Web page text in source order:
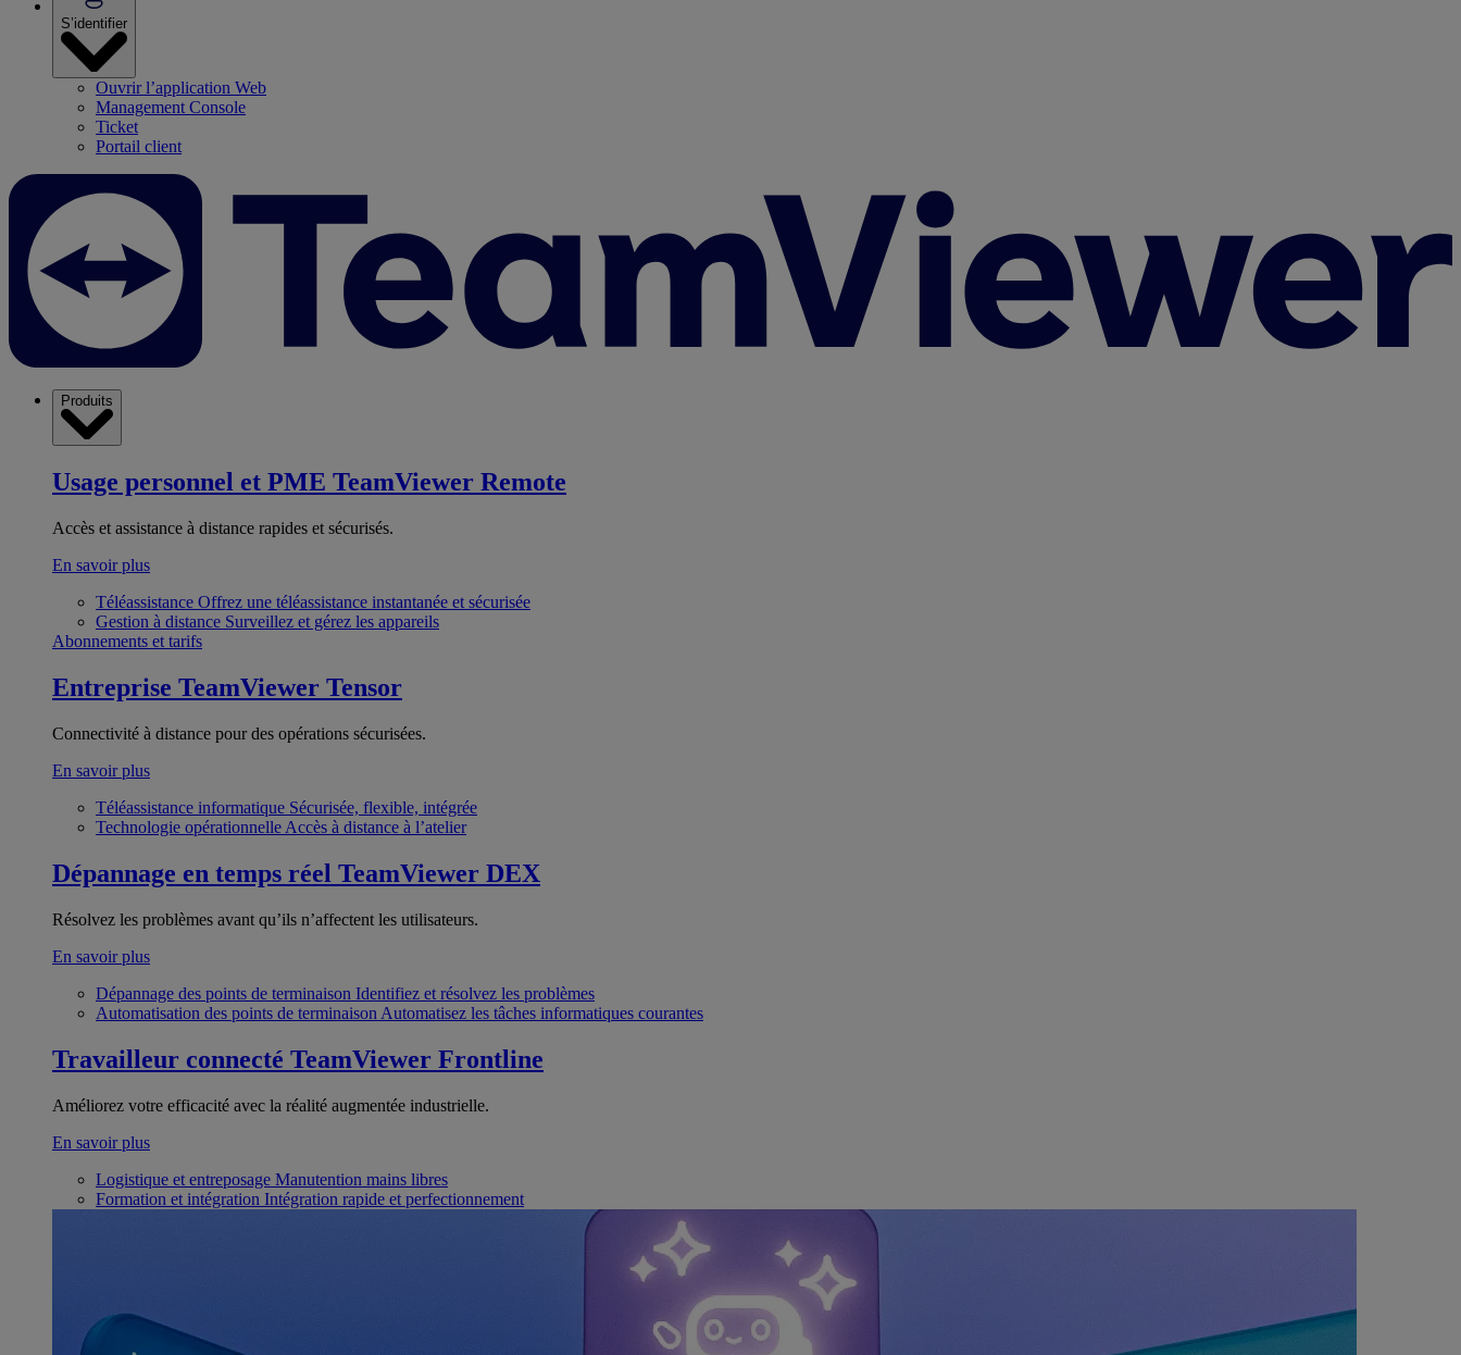
S’identifier
Ouvrir l’application Web
Management Console
Ticket
Portail client
Produits
Usage personnel et PME TeamViewer Remote
Accès et assistance à distance rapides et sécurisés.
En savoir plus
Téléassistance Offrez une téléassistance instantanée et sécurisée
Gestion à distance Surveillez et gérez les appareils
Abonnements et tarifs
Entreprise TeamViewer Tensor
Connectivité à distance pour des opérations sécurisées.
En savoir plus
Téléassistance informatique Sécurisée, flexible, intégrée
Technologie opérationnelle Accès à distance à l’atelier
Dépannage en temps réel TeamViewer DEX
Résolvez les problèmes avant qu’ils n’affectent les utilisateurs.
En savoir plus
Dépannage des points de terminaison Identifiez et résolvez les problèmes
Automatisation des points de terminaison Automatisez les tâches informatiques courantes
Travailleur connecté TeamViewer Frontline
Améliorez votre efficacité avec la réalité augmentée industrielle.
En savoir plus
Logistique et entreposage Manutention mains libres
Formation et intégration Intégration rapide et perfectionnement